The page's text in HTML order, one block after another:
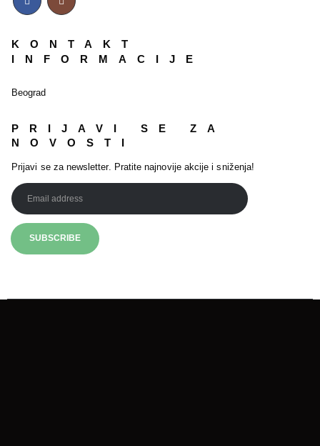
KONTAKT
INFORMACIJE
Beograd
PRIJAVI SE ZA
NOVOSTI
Prijavi se za newsletter. Pratite najnovije akcije i sniženja!